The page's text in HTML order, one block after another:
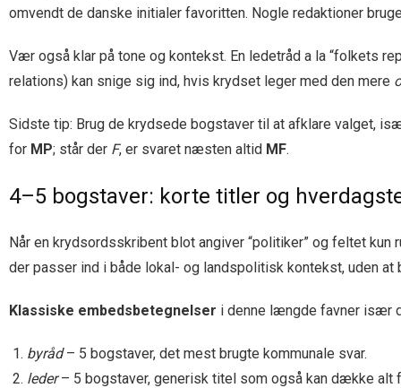
omvendt de danske initialer favoritten. Nogle redaktioner
Vær også klar på tone og kontekst. En ledetråd a la “folkets
relations) kan snige sig ind, hvis krydset leger med den mere
Sidste tip: Brug de krydsede bogstaver til at afklare valget,
for MP; står der F, er svaret næsten altid MF.
4–5 bogstaver: korte titler og
Når en krydsordsskribent blot angiver “politiker” og feltet
der passer ind i både lokal- og landspolitisk kontekst, uden
Klassiske embedsbetegnelser i denne længde favner især
byråd– 5 bogstaver, det mest brugte kommunale svar.
leder– 5 bogstaver, generisk titel som også kan dække alt